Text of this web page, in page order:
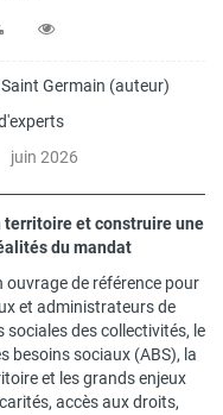
Germain (auteur)
juin 2026
territoire et construire une
du mandat
ouvrage de référence pour
et administrateurs de
sociales des collectivités, le
besoins sociaux (ABS), la
et les grands enjeux
accès aux droits,